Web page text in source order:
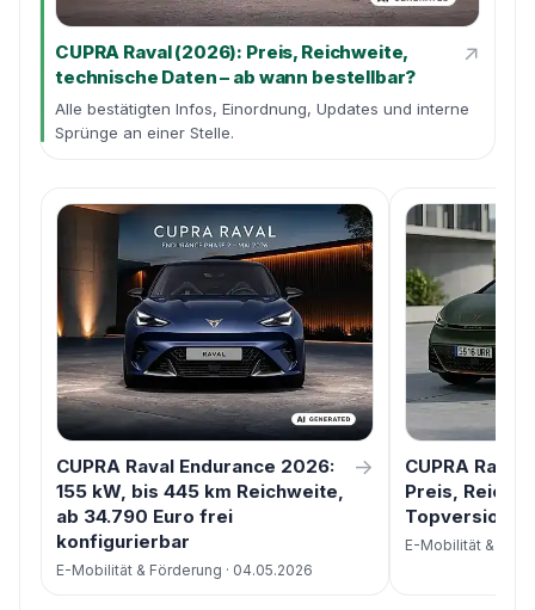
CUPRA Raval (2026): Preis, Reichweite,
technische Daten – ab wann bestellbar?
↗
Alle bestätigten Infos, Einordnung, Updates und interne
Sprünge an einer Stelle.
CUPRA Raval Endurance 2026:
155 kW, bis 445 km Reichweite,
ab 34.790 Euro frei
konfigurierbar
→
E-Mobilität & Förderung · 04.05.2026
CUPRA Raval
Preis,
Topversion
E-Mobilität &